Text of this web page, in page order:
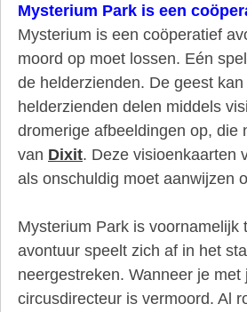
Mysterium Park is een
Mysterium is een coöperatief
moord op moet lossen. Eén
de helderzienden. De geest
helderzienden delen middels
dromerige afbeeldingen op, die
van Dixit. Deze visioenkaarten
als onschuldig moet aanwijzen
Mysterium Park is
avontuur speelt zich af in het
neergestreken. Wanneer je
circusdirecteur is vermoord. Al